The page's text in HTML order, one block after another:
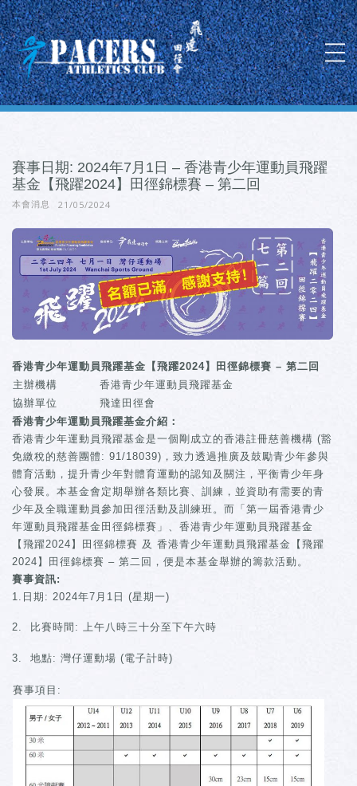
賽事日期: 2024年7月1日 – 香港青少年運動員飛躍
基金【飛躍2024】田徑錦標賽 – 第二回
本會消息 21/05/2024
香港青少年運動員飛躍基金【飛躍2024】田徑錦標賽 – 第二回
主辦機構
香港青少年運動員飛躍基金
協辦單位
飛達田徑會
香港青少年運動員飛躍基金介紹：
香港青少年運動員飛躍基金是一個剛成立的香港註冊慈善機構 (豁
免繳稅的慈善團體: 91/18039)，致力透過推廣及鼓勵青少年參與
體育活動，提升青少年對體育運動的認知及關注，平衡青少年身
心發展。本基金會定期舉辦各類比賽、訓練，並資助有需要的青
少年及全職運動員參加田徑活動及訓練班。而「第一屆香港青少
年運動員飛躍基金田徑錦標賽」、香港青少年運動員飛躍基金
【飛躍2024】田徑錦標賽 及 香港青少年運動員飛躍基金【飛躍
2024】田徑錦標賽 – 第二回，便是本基金舉辦的籌款活動。
賽事資訊:
1.日期: 2024年7月1日 (星期一)
2. 比賽時間: 上午八時三十分至下午六時
3. 地點: 灣仔運動場 (電子計時)
賽事項目: